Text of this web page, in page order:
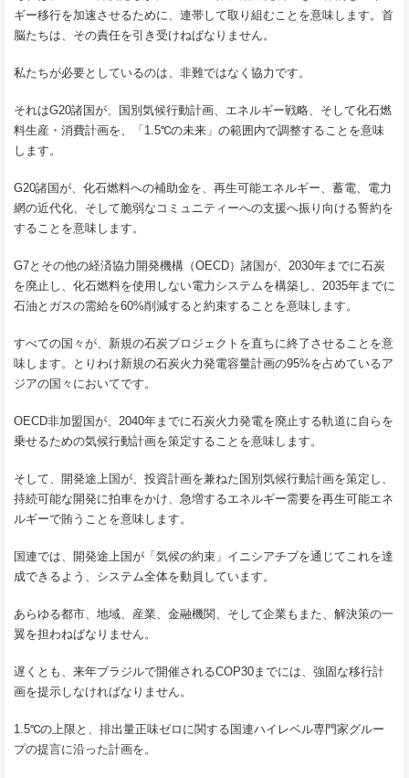
ギー移行を加速させるために、連帯して取り組むことを意味します。首
脳たちは、その責任を引き受けねばなりません。
私たちが必要としているのは、非難ではなく協力です。
それはG20諸国が、国別気候行動計画、エネルギー戦略、そして化石燃
料生産・消費計画を、「1.5℃の未来」の範囲内で調整することを意味
します。
G20諸国が、化石燃料への補助金を、再生可能エネルギー、蓄電、電力
網の近代化、そして脆弱なコミュニティーへの支援へ振り向ける誓約を
することを意味します。
G7とその他の経済協力開発機構（OECD）諸国が、2030年までに石炭
を廃止し、化石燃料を使用しない電力システムを構築し、2035年までに
石油とガスの需給を60%削減すると約束することを意味します。
すべての国々が、新規の石炭プロジェクトを直ちに終了させることを意
味します。とりわけ新規の石炭火力発電容量計画の95%を占めているア
ジアの国々においてです。
OECD非加盟国が、2040年までに石炭火力発電を廃止する軌道に自らを
乗せるための気候行動計画を策定することを意味します。
そして、開発途上国が、投資計画を兼ねた国別気候行動計画を策定し、
持続可能な開発に拍車をかけ、急増するエネルギー需要を再生可能エネ
ルギーで賄うことを意味します。
国連では、開発途上国が「気候の約束」イニシアチブを通じてこれを達
成できるよう、システム全体を動員しています。
あらゆる都市、地域、産業、金融機関、そして企業もまた、解決策の一
翼を担わねばなりません。
遅くとも、来年ブラジルで開催されるCOP30までには、強固な移行計
画を提示しなければなりません。
1.5℃の上限と、排出量正味ゼロに関する国連ハイレベル専門家グルー
プの提言に沿った計画を。